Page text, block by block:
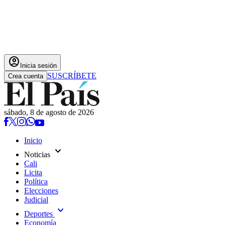
account_circle Inicia sesión
Crea cuenta SUSCRÍBETE
sábado, 8 de agosto de 2026
Inicio
Noticias expand_more
Cali
Licita
Política
Elecciones
Judicial
Deportes expand_more
Economía